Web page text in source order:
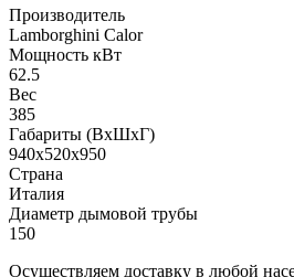
Производитель
Lamborghini Calor
Мощность кВт
62.5
Вес
385
Габариты (ВхШхГ)
940х520х950
Страна
Италия
Диаметр дымовой трубы
150
Осуществляем доставку в любой